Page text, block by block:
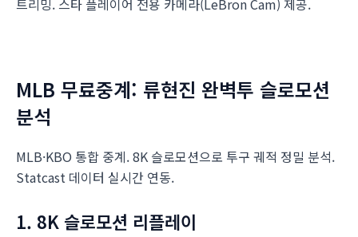
MLB 무료중계: 류현진 완벽투 슬로모션
분석
MLB·KBO 통합 중계. 8K 슬로모션으로 투구 궤적 정밀 분석.
Statcast 데이터 실시간 연동.
1. 8K 슬로모션 리플레이